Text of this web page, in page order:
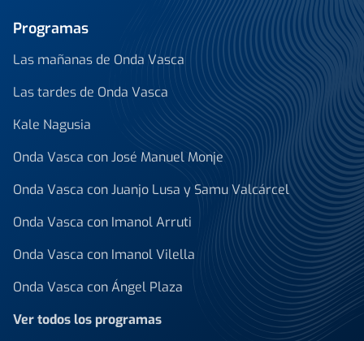
Programas
Las mañanas de Onda Vasca
Las tardes de Onda Vasca
Kale Nagusia
Onda Vasca con José Manuel Monje
Onda Vasca con Juanjo Lusa y Samu Valcárcel
Onda Vasca con Imanol Arruti
Onda Vasca con Imanol Vilella
Onda Vasca con Ángel Plaza
Ver todos los programas